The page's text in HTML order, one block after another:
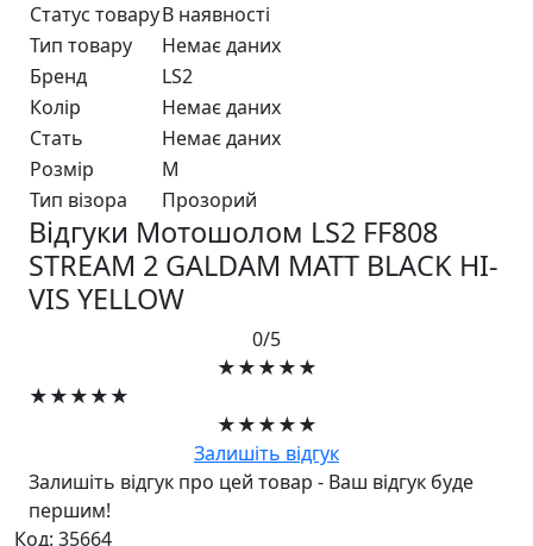
Статус товаруВ наявності
Тип товару
Немає даних
Бренд
LS2
Колір
Немає даних
Стать
Немає даних
Розмір
M
Тип візора
Прозорий
Відгуки Мотошолом LS2 FF808
STREAM 2 GALDAM MATT BLACK HI-
VIS YELLOW
0/5
★★★★★
★★★★★
★★★★★
Залишіть відгук
Залишіть відгук про цей товар - Ваш відгук буде
першим!
Код: 35664